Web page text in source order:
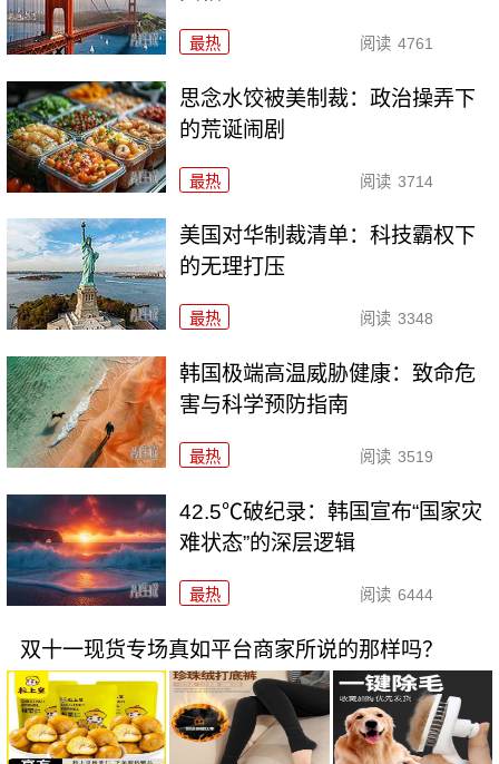
最热 阅读 4761
思念水饺被美制裁：政治操弄下
的荒诞闹剧
最热 阅读 3714
美国对华制裁清单：科技霸权下
的无理打压
最热 阅读 3348
韩国极端高温威胁健康：致命危
害与科学预防指南
最热 阅读 3519
42.5℃破纪录：韩国宣布“国家灾
难状态”的深层逻辑
最热 阅读 6444
双十一现货专场真如平台商家所说的那样吗？